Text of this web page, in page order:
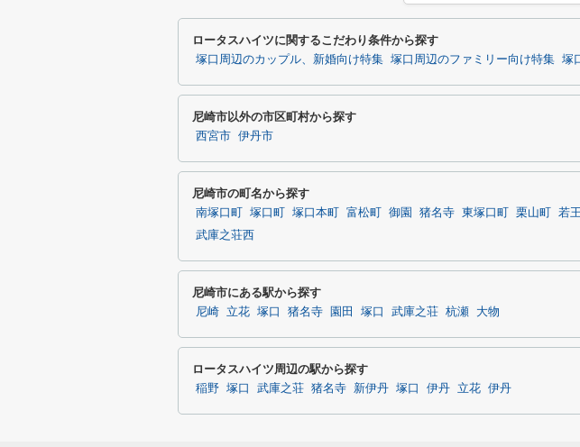
ロータスハイツに関するこだわり条件から探す
塚口周辺のカップル、新婚向け特集 塚口周辺のファミリー向け特集 塚
尼崎市以外の市区町村から探す
西宮市 伊丹市
尼崎市の町名から探す
南塚口町 塚口町 塚口本町 富松町 御園 猪名寺 東塚口町 栗山町 若
武庫之荘西
尼崎市にある駅から探す
尼崎 立花 塚口 猪名寺 園田 塚口 武庫之荘 杭瀬 大物
ロータスハイツ周辺の駅から探す
稲野 塚口 武庫之荘 猪名寺 新伊丹 塚口 伊丹 立花 伊丹